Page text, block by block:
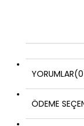
YORUMLAR
ÖDEME